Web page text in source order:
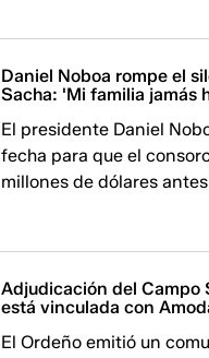
Daniel Noboa rompe el
Sacha: 'Mi familia jamás
El presidente Daniel
fecha para que el
millones de dólares
Adjudicación del Campo
está vinculada con
El Ordeño emitió un